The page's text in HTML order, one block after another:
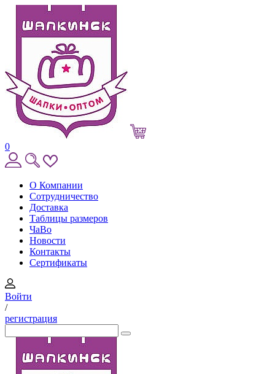
0
О Компании
Сотрудничество
Доставка
Таблицы размеров
ЧаВо
Новости
Контакты
Сертификаты
Войти
/
регистрация